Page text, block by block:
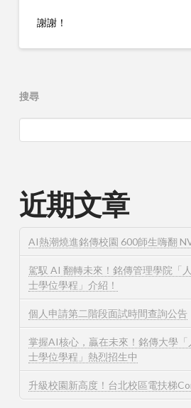
謝謝！
搜尋
近期文章
AI熱潮燒進銘傳校園 600師生嗨翻
駕馭 AI 翻轉未來！銘傳管理學院「
士學位學程」介紹！
個人申請第二階段面試時間查詢公告
掌握AI核心，贏在未來！銘傳大學
士學位學程」熱烈招生中
升級校園新高度！台北校區電扶梯